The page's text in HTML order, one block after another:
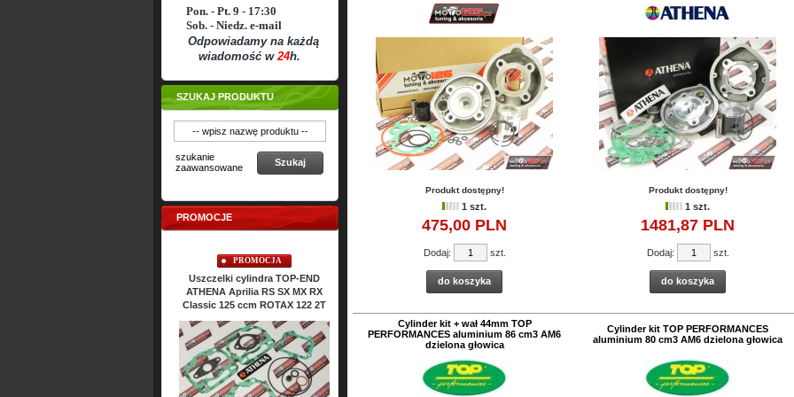
Pon. - Pt. 9 - 17:30
Sob. - Niedz. e-mail
Odpowiadamy na każdą
wiadomość w24h.
SZUKAJ PRODUKTU
szukanie
zaawansowane
Szukaj
PROMOCJE
PROMOCJA
Uszczelki cylindra TOP-END
ATHENA Aprilia RS SX MX RX
Classic 125 ccm ROTAX 122 2T
PROMOCJA
Uszczelki silnika ATHENA Aprilia
RS SX MX RX Classic 125 ccm
Cena:157,76PLN
175,27 PLN
Uszczelki silnikowe ATHENA
Uszczelki cylindra
120,51 PLN
Produkt dostępny!
1 szt.
475,00 PLN
Produkt dostępny!
1 szt.
1481,87 PLN
Dodaj: szt.
do koszyka
Dodaj: szt.
do koszyka
Cylinder kit + wał 44mm TOP
PERFORMANCES aluminium 86 cm3 AM6
dzielona głowica
Cylinder kit TOP PERFORMANCES
aluminium 80 cm3 AM6 dzielona głowica